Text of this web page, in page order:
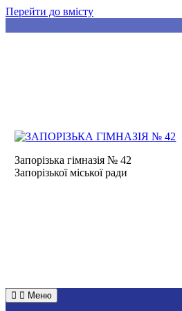
Перейти до вмісту
Запорізька гімназія № 42
Запорізької міської ради
Меню